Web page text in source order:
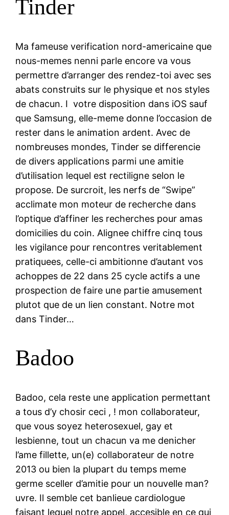
Tinder
Ma fameuse verification nord-americaine que
nous-memes nenni parle encore va vous
permettre d’arranger des rendez-toi avec ses
abats construits sur le physique et nos styles
de chacun. I votre disposition dans iOS sauf
que Samsung, elle-meme donne l’occasion de
rester dans le animation ardent. Avec de
nombreuses mondes, Tinder se differencie
de divers applications parmi une amitie
d’utilisation lequel est rectiligne selon le
propose. De surcroit, les nerfs de “Swipe”
acclimate mon moteur de recherche dans
l’optique d’affiner les recherches pour amas
domicilies du coin. Alignee chiffre cinq tous
les vigilance pour rencontres veritablement
pratiquees, celle-ci ambitionne d’autant vos
achoppes de 22 dans 25 cycle actifs a une
prospection de faire une partie amusement
plutot que de un lien constant. Notre mot
dans Tinder…
Badoo
Badoo, cela reste une application permettant
a tous d’y chosir ceci , ! mon collaborateur,
que vous soyez heterosexuel, gay et
lesbienne, tout un chacun va me denicher
l’ame fillette, un(e) collaborateur de notre
2013 ou bien la plupart du temps meme
germe sceller d’amitie pour un nouvelle man?
uvre. Il semble cet banlieue cardiologue
faisant lequel notre appel, accesible en ce qui